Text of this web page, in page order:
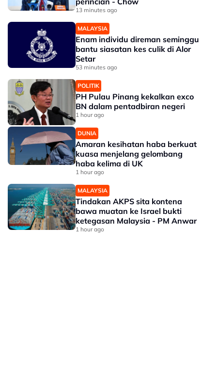
13 minutes ago
MALAYSIA
Enam individu direman seminggu
bantu siasatan kes culik di Alor
Setar
53 minutes ago
POLITIK
PH Pulau Pinang kekalkan exco
BN dalam pentadbiran negeri
1 hour ago
DUNIA
Amaran kesihatan haba berkuat
kuasa menjelang gelombang
haba kelima di UK
1 hour ago
MALAYSIA
Tindakan AKPS sita kontena
bawa muatan ke Israel bukti
ketegasan Malaysia - PM Anwar
1 hour ago